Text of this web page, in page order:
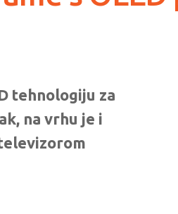
tehnologiju za
na vrhu je i